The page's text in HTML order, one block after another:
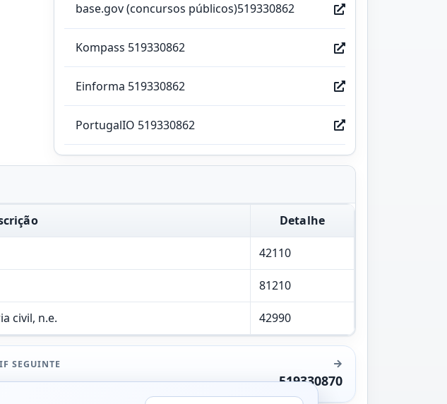
base.gov (concursos públicos)519330862
Kompass 519330862
Einforma 519330862
PortugalIO 519330862
Detalhe
42110
81210
civil, n.e. 42990
SEGUINTE
519330870